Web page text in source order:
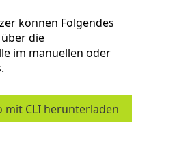
können Folgendes
die
im manuellen oder
mit CLI herunterladen